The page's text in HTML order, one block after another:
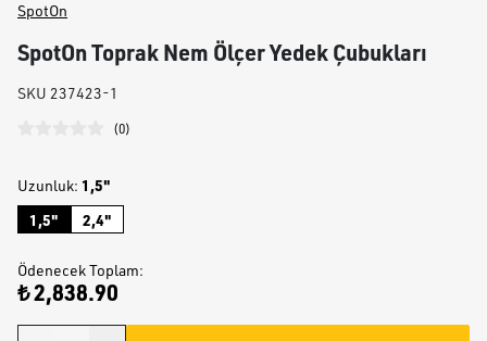
SpotOn
SpotOn Toprak Nem Ölçer Yedek Çubukları
SKU 237423-1
(0)
Uzunluk: 1,5"
1,5"
2,4"
Ödenecek Toplam:
₺ 2,838.90